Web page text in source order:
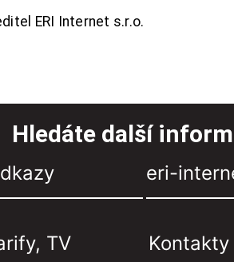
ERI Internet s.r.o.
Hledáte další
eri-
TV Kontakty